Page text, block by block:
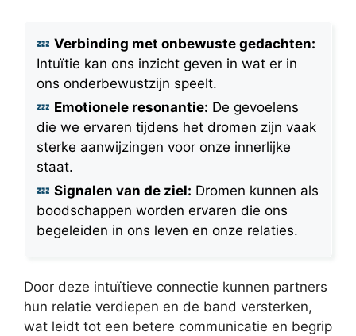
Verbinding met onbewuste gedachten:
Intuïtie kan ons inzicht geven in wat er in
ons onderbewustzijn speelt.
Emotionele resonantie: De gevoelens
die we ervaren tijdens het dromen zijn vaak
sterke aanwijzingen voor onze innerlijke
staat.
Signalen van de ziel: Dromen kunnen als
boodschappen worden ervaren die ons
begeleiden in ons leven en onze relaties.
Door deze intuïtieve connectie kunnen partners
hun relatie verdiepen en de band versterken,
wat leidt tot een betere communicatie en begrip